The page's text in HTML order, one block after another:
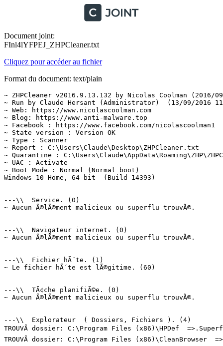
Document joint:
FInl4lYFPEJ_ZHPCleaner.txt
Cliquez pour accéder au fichier
Format du document: text/plain
~ ZHPCleaner v2016.9.13.132 by Nicolas Coolman (2016/
~ Run by Claude Hersant (Administrator)  (13/09/2016
~ Web: https://www.nicolascoolman.com
~ Blog: https://www.anti-malware.top
~ Facebook : https://www.facebook.com/nicolascoolman1
~ State version : Version OK
~ Type : Scanner
~ Report : C:\Users\Claude\Desktop\ZHPCleaner.txt
~ Quarantine :
~ UAC : Activate
~ Boot Mode : Normal (Normal boot)
Windows 10 Home, 64-bit  (Build 14393)
---\\  Service. (0)
~ Aucun Ã©lÃ©ment malicieux ou superflu trouvÃ©.
---\\  Navigateur internet. (0)
~ Aucun Ã©lÃ©ment malicieux ou superflu trouvÃ©.
---\\  Fichier hÃ´te. (1)
~ Le fichier hÃ´te est lÃ©gitime. (60)
---\\  TÃ¢che planifiÃ©e. (0)
~ Aucun Ã©lÃ©ment malicieux ou superflu trouvÃ©.
---\\  Explorateur  ( Dossiers, Fichiers ). (4)
TROUVÃ dossier: C:\Program Files (x86)\HPDef
TROUVÃ dossier: C:\Program Files (x86)\CleanBrowser